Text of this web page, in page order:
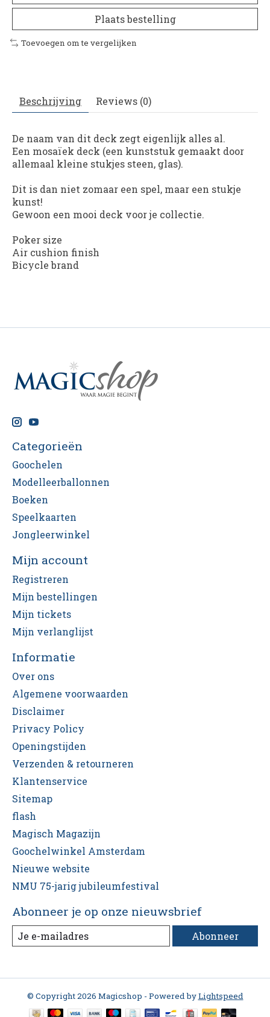
Plaats bestelling
Toevoegen om te vergelijken
Beschrijving Reviews (0)
De naam van dit deck zegt eigenlijk alles al.
Een mosaïek deck (een kunststuk gemaakt door
allemaal kleine stukjes steen, glas).
Dit is dan niet zomaar een spel, maar een stukje
kunst!
Gewoon een mooi deck voor je collectie.
Poker size
Air cushion finish
Bicycle brand
Categorieën
Goochelen
Modelleerballonnen
Boeken
Speelkaarten
Jongleerwinkel
Mijn account
Registreren
Mijn bestellingen
Mijn tickets
Mijn verlanglijst
Informatie
Over ons
Algemene voorwaarden
Disclaimer
Privacy Policy
Openingstijden
Verzenden & retourneren
Klantenservice
Sitemap
flash
Magisch Magazijn
Goochelwinkel Amsterdam
Nieuwe website
NMU 75-jarig jubileumfestival
Abonneer je op onze nieuwsbrief
Abonneer
© Copyright 2026 Magicshop - Powered byLightspeed